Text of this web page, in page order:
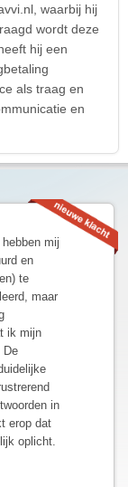
waarbij hij
wordt deze
hij een
als traag en
en
mij
en
te
maar
ik mijn
De
in
erop dat
oplicht.